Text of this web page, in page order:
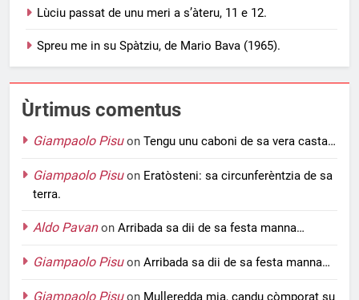
Lùciu passat de unu meri a s’àteru, 11 e 12.
Spreu me in su Spàtziu, de Mario Bava (1965).
Ùrtimus comentus
Giampaolo Pisuon Tengu unu caboni de sa vera casta…
Giampaolo Pisuon Eratòsteni: sa circunferèntzia de sa
terra.
Aldo Pavanon Arribada sa dii de sa festa manna…
Giampaolo Pisuon Arribada sa dii de sa festa manna…
Giampaolo Pisu